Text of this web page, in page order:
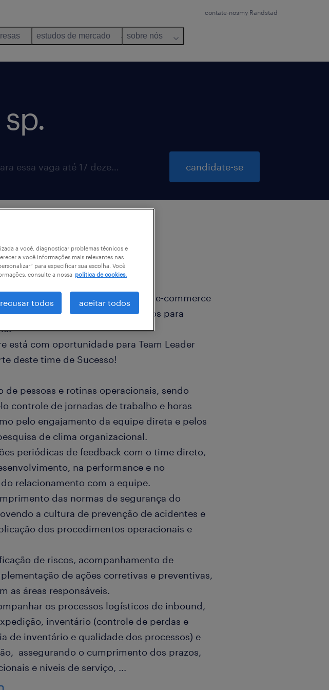
contate-nosmy Randstad
estudos de mercado sobre nós
inscrições para essa vaga até 17 dezembro 2026 candidate-se
parceria com a maior empresa de e-commerce
busca profissionais apaixonados para
está com oportunidade para Team Leader
deste time de Sucesso!
de pessoas e rotinas operacionais, sendo
controle de jornadas de trabalho e horas
pelo engajamento da equipe direta e pelos
de clima organizacional.
periódicas de feedback com o time direto,
na performance e no
relacionamento com a equipe.
das normas de segurança do
a cultura de prevenção de acidentes e
dos procedimentos operacionais e
de riscos, acompanhamento de
de ações corretivas e preventivas,
as áreas responsáveis.
os processos logísticos de inbound,
inventário (controle de perdas e
de inventário e qualidade dos processos) e
assegurando o cumprimento dos prazos,
e níveis de serviço, ...
e reportar os principais indicadores de
a você, diagnosticar problemas técnicos e
a você informações mais relevantes nas
para especificar sua escolha. Você
consulte a nossa política de cookies.
recusar todos aceitar todos